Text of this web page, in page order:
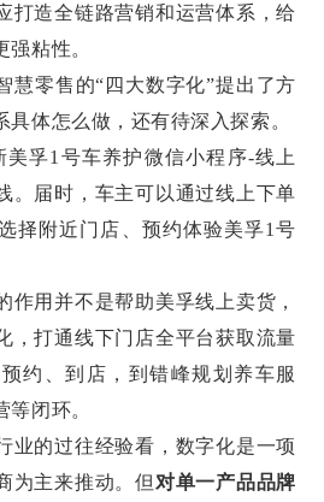
打造全链路营销和运营体系，给
粘性。
慧零售的“四大数字化”提出了方
具体怎么做，还有待深入探索。
孚1号车养护微信小程序-线上
。届时，车主可以通过线上下单
择附近门店、预约体验美孚1号
作用并不是帮助美孚线上卖货，
，打通线下门店全平台获取流量
约、到店，到错峰规划养车服
闭环。
业的过往经验看，数字化是一项
为主来推动。但 对单一产品品牌